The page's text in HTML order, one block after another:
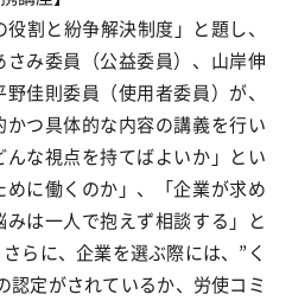
割と紛争解決制度」と題し、
み委員（公益委員）、山岸伸
佳則委員（使用者委員）が、
つ具体的な内容の講義を行い
な視点を持てばよいか」とい
に働くのか」、「企業が求め
は一人で抱えず相談する」と
らに、企業を選ぶ際には、”く
認定がされているか、労使コミ